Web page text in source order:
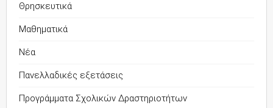
Θρησκευτικά
Μαθηματικά
Νέα
Πανελλαδικές εξετάσεις
Προγράμματα Σχολικών Δραστηριοτήτων